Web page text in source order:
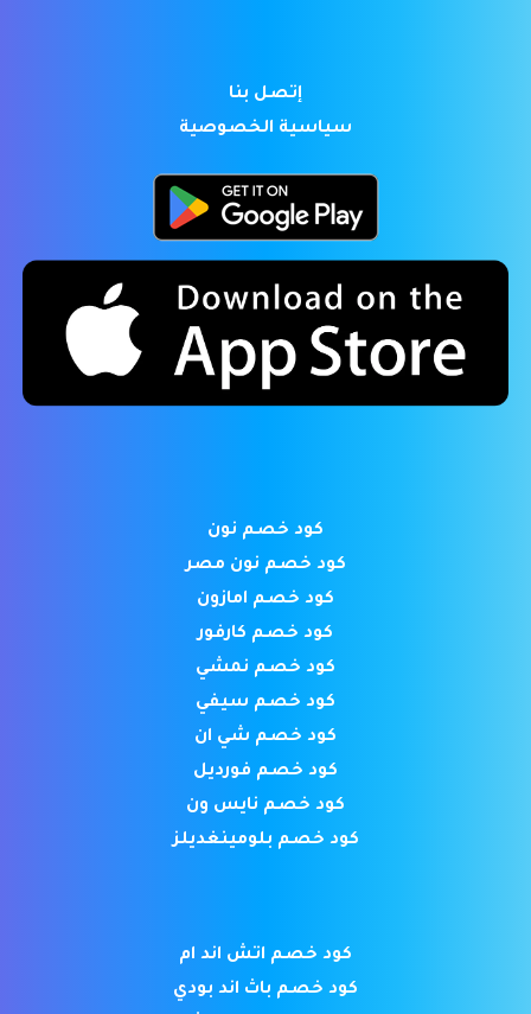
إتصل بنا
سياسية الخصوصية
كود خصم نون
كود خصم نون مصر
كود خصم امازون
كود خصم كارفور
كود خصم نمشي
كود خصم سيفي
كود خصم شي ان
كود خصم فورديل
كود خصم نايس ون
كود خصم بلومينغديلز
كود خصم اتش اند ام
كود خصم باث اند بودي